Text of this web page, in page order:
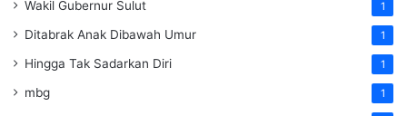
Wakil Gubernur Sulut 1
Ditabrak Anak Dibawah Umur 1
Hingga Tak Sadarkan Diri 1
mbg 1